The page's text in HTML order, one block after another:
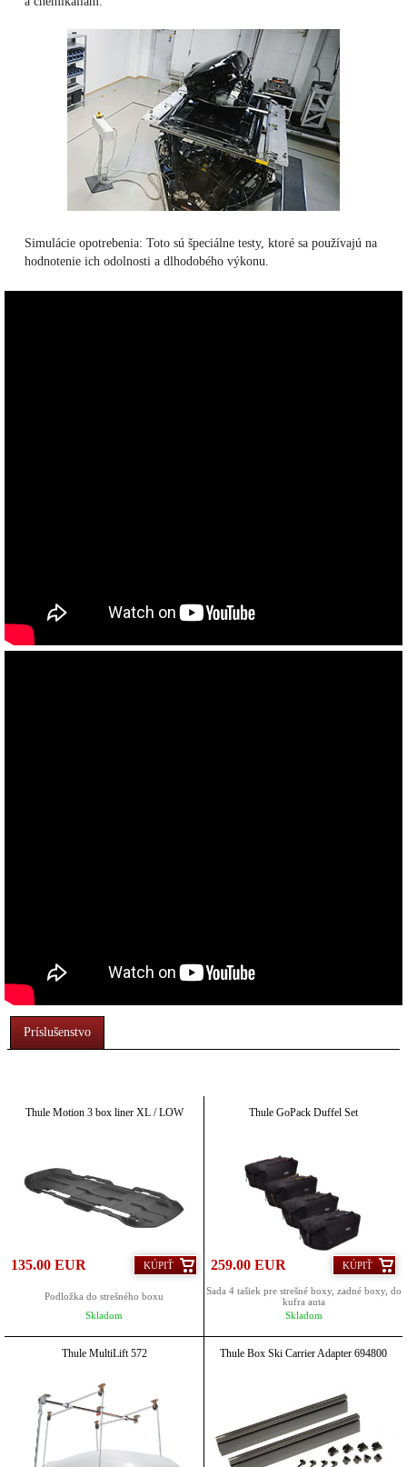
Simulácie opotrebenia: Toto sú špeciálne testy, ktoré sa používajú na
hodnotenie ich odolnosti a dlhodobého výkonu.
Príslušenstvo
Thule Motion 3 box liner XL / LOW
135.00 EUR KÚPIŤ
Podložka do strešného boxu
Skladom
Thule GoPack Duffel Set
259.00 EUR KÚPIŤ
Sada 4 tašiek pre strešné boxy, zadné boxy, do
kufra auta
Skladom
Thule MultiLift 572 Thule Box Ski Carrier Adapter 694800